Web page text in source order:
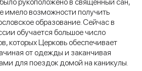
имело возможности получить
образование. Сейчас в
обучается большое число
которых Церковь обеспечивает
от одежды и заканчивая
для поездок домой на каникулы.